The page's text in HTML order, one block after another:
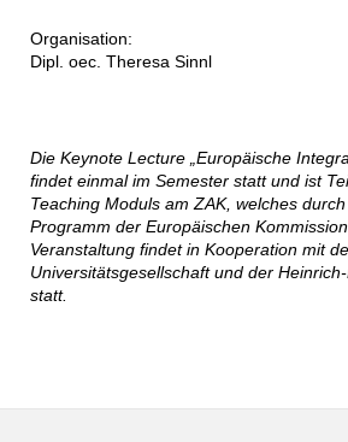
Organisation:
Dipl. oec. Theresa Sinnl
Die Keynote Lecture „Europäische
findet einmal im Semester statt und ist
Teaching Moduls am ZAK, welches
Programm der Europäischen
Veranstaltung findet in Kooperation mit
Universitätsgesellschaft und der
statt.